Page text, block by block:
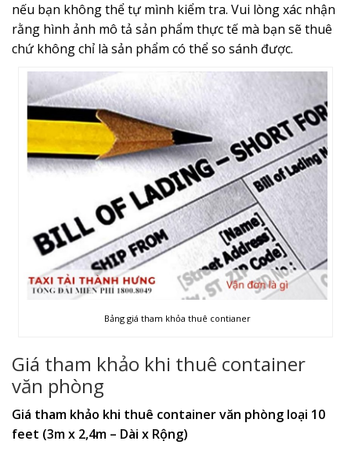
nếu bạn không thể tự mình kiểm tra. Vui lòng xác nhận
rằng hình ảnh mô tả sản phẩm thực tế mà bạn sẽ thuê
chứ không chỉ là sản phẩm có thể so sánh được.
Bảng giá tham khỏa thuê contianer
Giá tham khảo khi thuê container
văn phòng
Giá tham khảo khi thuê container văn phòng loại 10
feet (3m x 2,4m – Dài x Rộng)